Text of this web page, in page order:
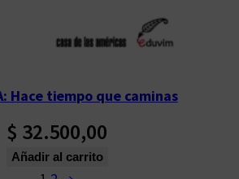
Hace tiempo que caminas
$ 32.500,00
Añadir al carrito